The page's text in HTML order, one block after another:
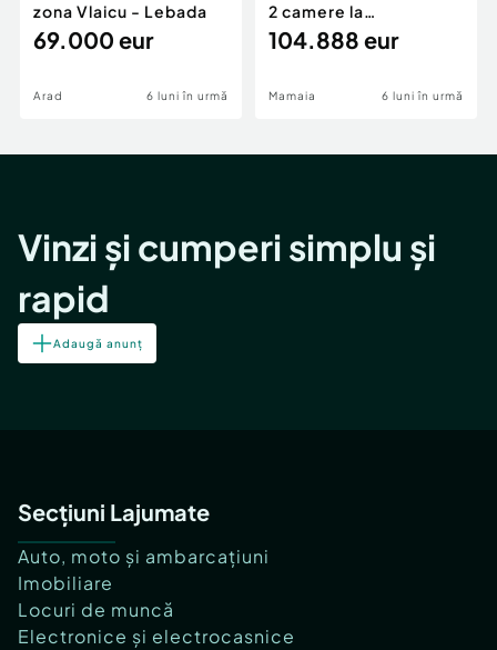
zona Vlaicu - Lebada
69.000 eur
Arad 6 luni în urmă
2 camere la
cheie,langa Mega
104.888 eur
Mamaia 6 luni în urmă
Vinzi și cumperi simplu și
rapid
Adaugă anunț
Secțiuni Lajumate
Auto, moto și ambarcațiuni
Imobiliare
Locuri de muncă
Electronice și electrocasnice